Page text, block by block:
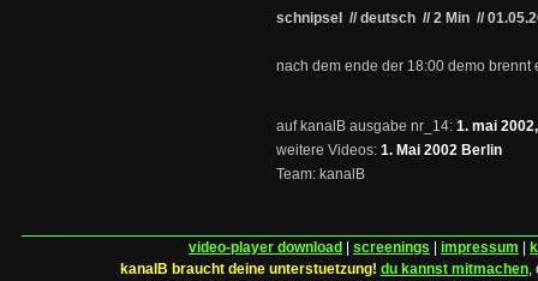
schnipsel // deutsch // 2 Min //
nach dem ende der 18:00 demo brennt
auf kanalB ausgabe nr_14: 1. mai
weitere Videos: 1. Mai 2002 Berlin
Team: kanalB
video-player download screenings impressum
kanalB braucht deine unterstuetzung! du kannst mitmachen,